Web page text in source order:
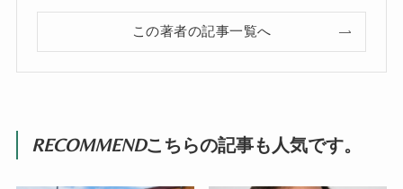
この著者の記事一覧へ
RECOMMENDこちらの記事も人気です。